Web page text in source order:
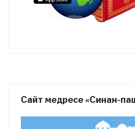
Сайт медресе «Синан-